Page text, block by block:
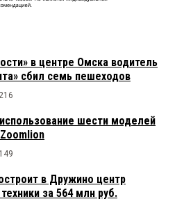
в центре Омска водитель
сбил семь пешеходов
216
шести моделей
149
в Дружино центр
за 564 млн руб.